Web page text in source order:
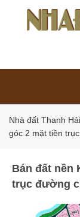
Nhà đất Thanh Hải
góc 2 mặt tiền
Bán đất nền
trục đường